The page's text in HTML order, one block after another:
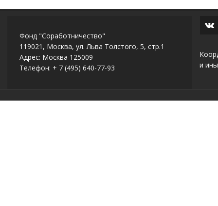
Фонд "Соработничество"
119021, Москва, ул. Льва Толстого, 5, стр.1
Адрес: Москва 125009
Телефон: + 7 (495) 640-77-93
и